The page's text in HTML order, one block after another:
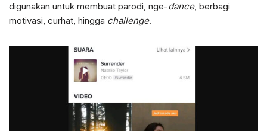
digunakan untuk membuat parodi, nge-dance, berbagi
motivasi, curhat, hingga challenge.